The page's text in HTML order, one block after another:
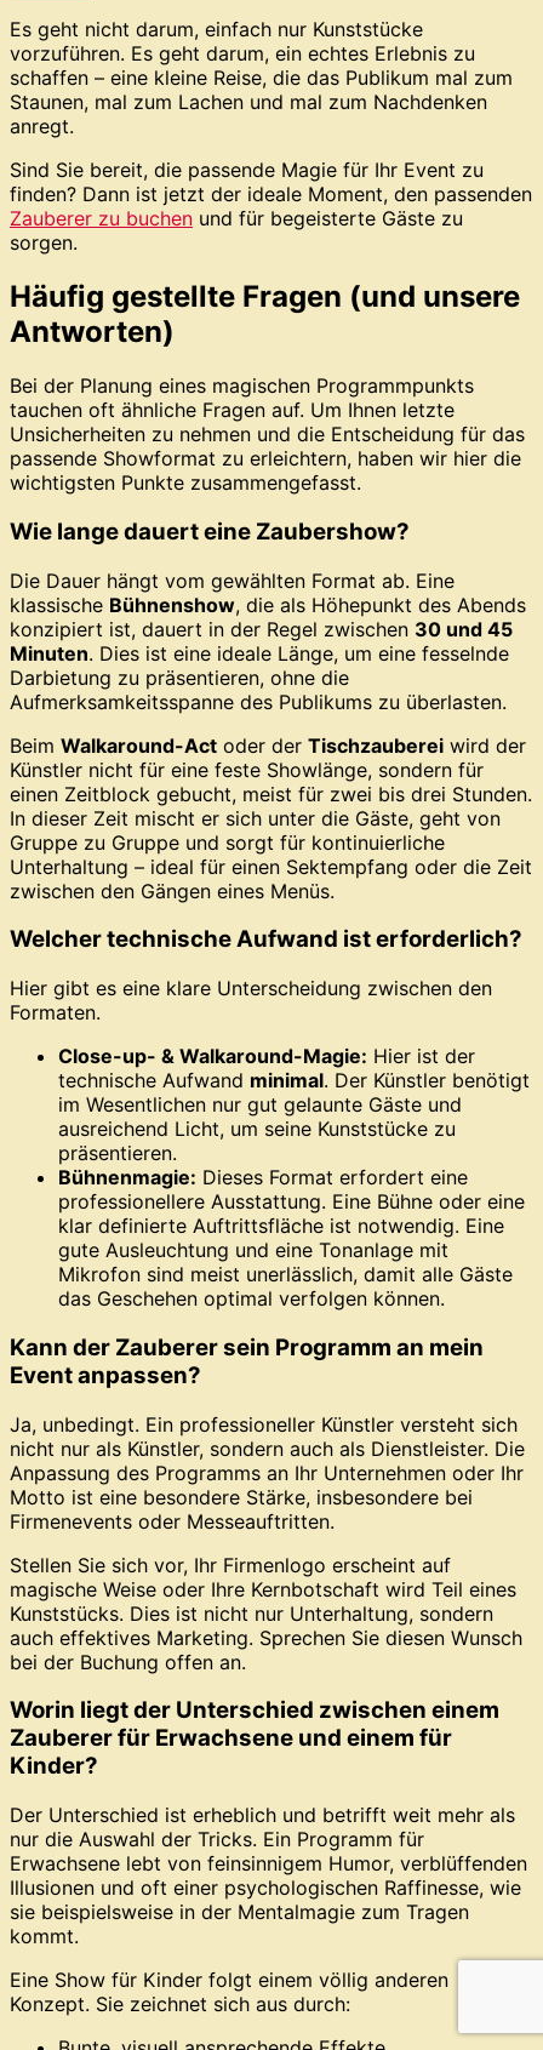
Es geht nicht darum, einfach nur Kunststücke
vorzuführen. Es geht darum, ein echtes Erlebnis zu
schaffen – eine kleine Reise, die das Publikum mal zum
Staunen, mal zum Lachen und mal zum Nachdenken
anregt.
Sind Sie bereit, die passende Magie für Ihr Event zu
finden? Dann ist jetzt der ideale Moment, den passenden
Zauberer zu buchen und für begeisterte Gäste zu
sorgen.
Häufig gestellte Fragen (und unsere
Antworten)
Bei der Planung eines magischen Programmpunkts
tauchen oft ähnliche Fragen auf. Um Ihnen letzte
Unsicherheiten zu nehmen und die Entscheidung für das
passende Showformat zu erleichtern, haben wir hier die
wichtigsten Punkte zusammengefasst.
Wie lange dauert eine Zaubershow?
Die Dauer hängt vom gewählten Format ab. Eine
klassische Bühnenshow, die als Höhepunkt des Abends
konzipiert ist, dauert in der Regel zwischen 30 und 45
Minuten. Dies ist eine ideale Länge, um eine fesselnde
Darbietung zu präsentieren, ohne die
Aufmerksamkeitsspanne des Publikums zu überlasten.
Beim Walkaround-Act oder der Tischzauberei wird der
Künstler nicht für eine feste Showlänge, sondern für
einen Zeitblock gebucht, meist für zwei bis drei Stunden.
In dieser Zeit mischt er sich unter die Gäste, geht von
Gruppe zu Gruppe und sorgt für kontinuierliche
Unterhaltung – ideal für einen Sektempfang oder die Zeit
zwischen den Gängen eines Menüs.
Welcher technische Aufwand ist erforderlich?
Hier gibt es eine klare Unterscheidung zwischen den
Formaten.
Close-up- & Walkaround-Magie: Hier ist der
technische Aufwand minimal. Der Künstler benötigt
im Wesentlichen nur gut gelaunte Gäste und
ausreichend Licht, um seine Kunststücke zu
präsentieren.
Bühnenmagie: Dieses Format erfordert eine
professionellere Ausstattung. Eine Bühne oder eine
klar definierte Auftrittsfläche ist notwendig. Eine
gute Ausleuchtung und eine Tonanlage mit
Mikrofon sind meist unerlässlich, damit alle Gäste
das Geschehen optimal verfolgen können.
Kann der Zauberer sein Programm an mein
Event anpassen?
Ja, unbedingt. Ein professioneller Künstler versteht sich
nicht nur als Künstler, sondern auch als Dienstleister. Die
Anpassung des Programms an Ihr Unternehmen oder Ihr
Motto ist eine besondere Stärke, insbesondere bei
Firmenevents oder Messeauftritten.
Stellen Sie sich vor, Ihr Firmenlogo erscheint auf
magische Weise oder Ihre Kernbotschaft wird Teil eines
Kunststücks. Dies ist nicht nur Unterhaltung, sondern
auch effektives Marketing. Sprechen Sie diesen Wunsch
bei der Buchung offen an.
Worin liegt der Unterschied zwischen einem
Zauberer für Erwachsene und einem für
Kinder?
Der Unterschied ist erheblich und betrifft weit mehr als
nur die Auswahl der Tricks. Ein Programm für
Erwachsene lebt von feinsinnigem Humor, verblüffenden
Illusionen und oft einer psychologischen Raffinesse, wie
sie beispielsweise in der Mentalmagie zum Tragen
kommt.
Eine Show für Kinder folgt einem völlig anderen
Konzept. Sie zeichnet sich aus durch: